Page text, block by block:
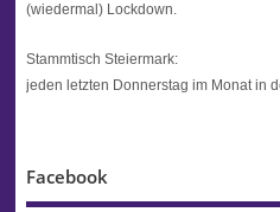
(wiedermal) Lockdown.
Stammtisch Steiermark:
jeden letzten Donnerstag im Monat in
Facebook